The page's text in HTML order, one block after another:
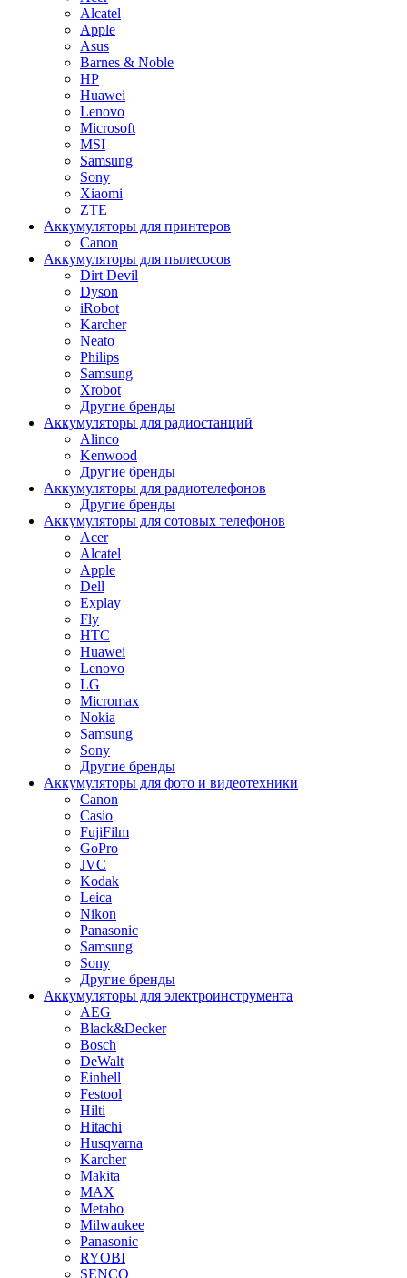
Alcatel
Apple
Asus
Barnes & Noble
HP
Huawei
Lenovo
Microsoft
MSI
Samsung
Sony
Xiaomi
ZTE
Аккумуляторы для принтеров
Canon
Аккумуляторы для пылесосов
Dirt Devil
Dyson
iRobot
Karcher
Neato
Philips
Samsung
Xrobot
Другие бренды
Аккумуляторы для радиостанций
Alinco
Kenwood
Другие бренды
Аккумуляторы для радиотелефонов
Другие бренды
Аккумуляторы для сотовых телефонов
Acer
Alcatel
Apple
Dell
Explay
Fly
HTC
Huawei
Lenovo
LG
Micromax
Nokia
Samsung
Sony
Другие бренды
Аккумуляторы для фото и видеотехники
Canon
Casio
FujiFilm
GoPro
JVC
Kodak
Leica
Nikon
Panasonic
Samsung
Sony
Другие бренды
Аккумуляторы для электроинструмента
AEG
Black&Decker
Bosch
DeWalt
Einhell
Festool
Hilti
Hitachi
Husqvarna
Karcher
Makita
MAX
Metabo
Milwaukee
Panasonic
RYOBI
SENCO